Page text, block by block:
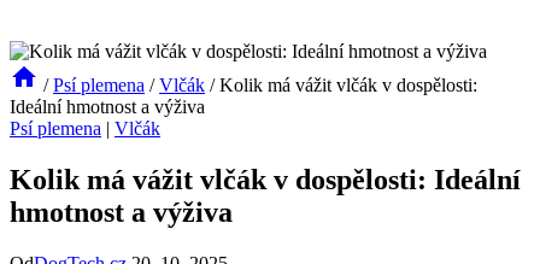
/ Psí plemena / Vlčák / Kolik má vážit vlčák v dospělosti:
Ideální hmotnost a výživa
Psí plemena | Vlčák
Kolik má vážit vlčák v dospělosti: Ideální
hmotnost a výživa